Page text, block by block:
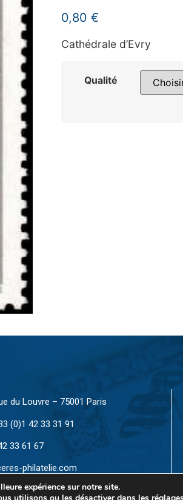
0,80 €
Cathédrale d’Evry
Qualité
du Louvre – 75001 Paris
(0)1 42 33 31 91
33 61 67
philatelie.com
expérience sur notre site.